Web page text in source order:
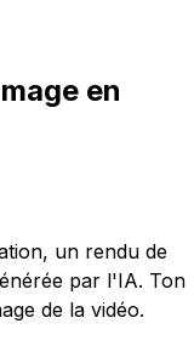
en
un rendu de
par l'IA. Ton
de la vidéo.